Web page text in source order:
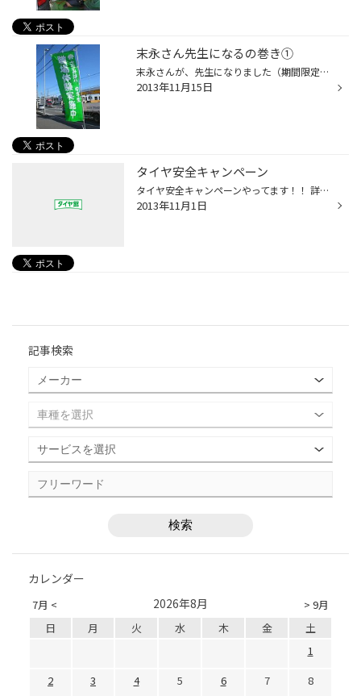
末永さん先生になるの巻き①
末永さんが、先生になりました（期間限定）。 なんの先生かといいますと・・・・ 上溝南中学校の３日間の職業体験でした！ タイヤの事やお店で大事な事を伝えきれたかはわかりませんが、 体験を通してなにか感じてもらえたらいいなと・・・ そんな、末永先生と生徒さんの写真をご覧ください(^o^)丿
2013年11月15日
タイヤ安全キャンペーン
タイヤ安全キャンペーンやってます！！ 詳しくはこちらのサイトをごらんください！！
2013年11月1日
記事検索
カレンダー
7月 < > 9月
2026年8月
日 月 火 水 木 金
土
1
2
3 4 5 6 7 8